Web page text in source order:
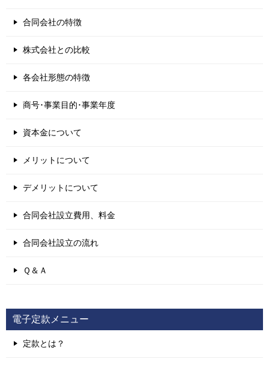
合同会社の特徴
株式会社との比較
各会社形態の特徴
商号･事業目的･事業年度
資本金について
メリットについて
デメリットについて
合同会社設立費用、料金
合同会社設立の流れ
Ｑ＆Ａ
電子定款メニュー
定款とは？